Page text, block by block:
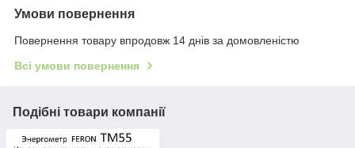
Умови повернення
Повернення товару впродовж 14 днів за домовленістю
Всі умови повернення
Подібні товари компанії